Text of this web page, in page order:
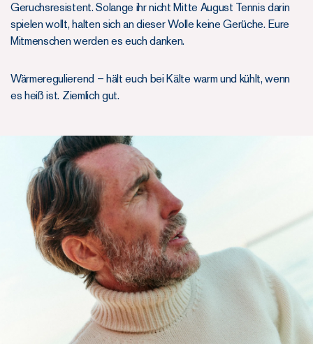
Geruchsresistent. Solange ihr nicht Mitte August Tennis darin
spielen wollt, halten sich an dieser Wolle keine Gerüche. Eure
Mitmenschen werden es euch danken.
Wärmeregulierend – hält euch bei Kälte warm und kühlt, wenn
es heiß ist. Ziemlich gut.